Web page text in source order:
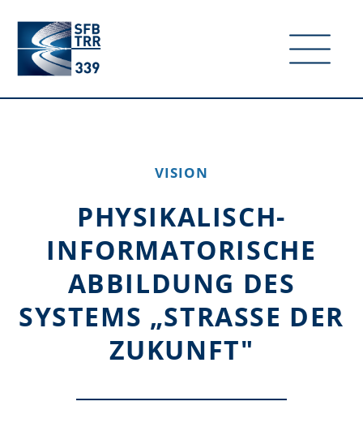
VISION
PHYSIKALISCH-
INFORMATORISCHE
ABBILDUNG DES
SYSTEMS „STRASSE DER
ZUKUNFT"